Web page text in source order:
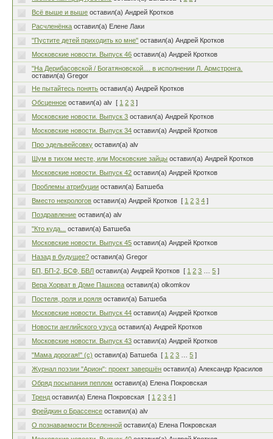
Всё выше и выше оставил(а) Андрей Кротков
Расчленёнка оставил(а) Елене Лаки
"Пустите детей приходить ко мне" оставил(а) Андрей Кротков
Московские новости. Выпуск 46 оставил(а) Андрей Кротков
"На Дерибасовской / Богатяновской.... в исполнении Л. Армстронга.
оставил(а) Gregor
Не пытайтесь понять оставил(а) Андрей Кротков
Обсценное оставил(а) alv [ 1 2 3 ]
Московские новости. Выпуск 3 оставил(а) Андрей Кротков
Московские новости. Выпуск 34 оставил(а) Андрей Кротков
Про эдельвейсовку оставил(а) alv
Шум в тихом месте, или Московские зайцы оставил(а) Андрей Кротков
Московские новости. Выпуск 42 оставил(а) Андрей Кротков
Проблемы атрибуции оставил(а) Батшеба
Вместо некрологов оставил(а) Андрей Кротков [ 1 2 3 4 ]
Поздравление оставил(а) alv
"Кто куда...
оставил(а) Батшеба
Московские новости. Выпуск 45 оставил(а) Андрей Кротков
Назад в будущее? оставил(а) Gregor
БП, БП-2, БСФ, БВЛ оставил(а) Андрей Кротков [ 1 2 3 …5 ]
Вера Хорват в Доме Пашкова оставил(а) olkomkov
Постеля, роля и рояля оставил(а) Батшеба
Московские новости. Выпуск 44 оставил(а) Андрей Кротков
Новости английского узуса оставил(а) Андрей Кротков
Московские новости. Выпуск 43 оставил(а) Андрей Кротков
"Мама дорогая!" (с) оставил(а) Батшеба [ 1 2 3 …5 ]
Журнал поэзии "Арион": проект завершён оставил(а) Александр Красилов
Обряд посыпания пеплом оставил(а) Елена Покровская
Тренд оставил(а) Елена Покровская [ 1 2 3 4 ]
Фрейдкин о Брассенсе оставил(а) alv
О познаваемости Вселенной оставил(а) Елена Покровская